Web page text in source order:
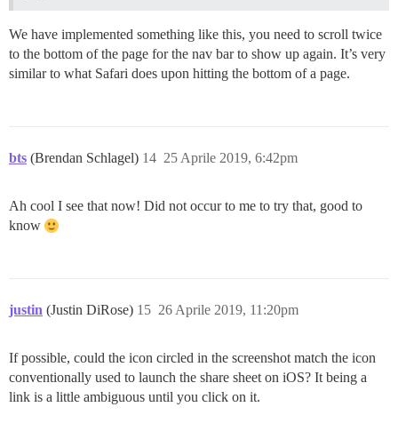
We have implemented something like this, you need to scroll twice
to the bottom of the page for the nav bar to show up again. It’s very
similar to what Safari does upon hitting the bottom of a page.
bts (Brendan Schlagel) 25 Aprile 2019, 6:42pm
14
Ah cool I see that now! Did not occur to me to try that, good to
know
justin (Justin DiRose) 26 Aprile 2019, 11:20pm
15
If possible, could the icon circled in the screenshot match the icon
conventionally used to launch the share sheet on iOS? It being a
link is a little ambiguous until you click on it.